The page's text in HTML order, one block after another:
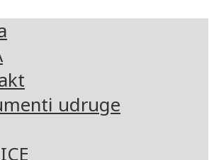
udruge